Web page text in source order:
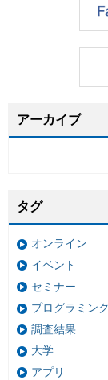
アーカイブ
タグ
オンライン
イベント
セミナー
プログラミン
調査結果
大学
アプリ